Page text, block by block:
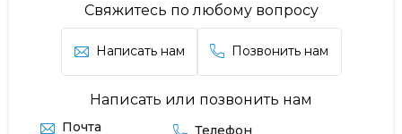
Свяжитесь по любому вопросу
Написать нам Позвонить нам
Написать или позвонить нам
Почта
Телефон